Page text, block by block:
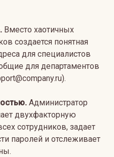
Вместо хаотичных
создается понятная
для специалистов
для департаментов
Администратор
двухфакторную
сотрудников, задает
паролей и отслеживает